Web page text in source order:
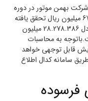
بهمن موتور در دوره
6 ماهه منتهی به 1401/6/31 معادل 67.680.408 میلیون ریال تحقق یافته
که نسبت به دوره مشابه سال گذشته که معادل 28.278.386 میلیون
داشته است.باتوجه به محاسبات
قابل توجهی خواهد
سامانه کدال اطلاع
فرسوده